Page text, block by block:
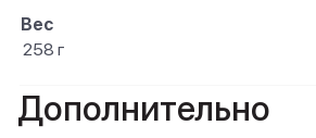
Вес
258 г
Дополнительно